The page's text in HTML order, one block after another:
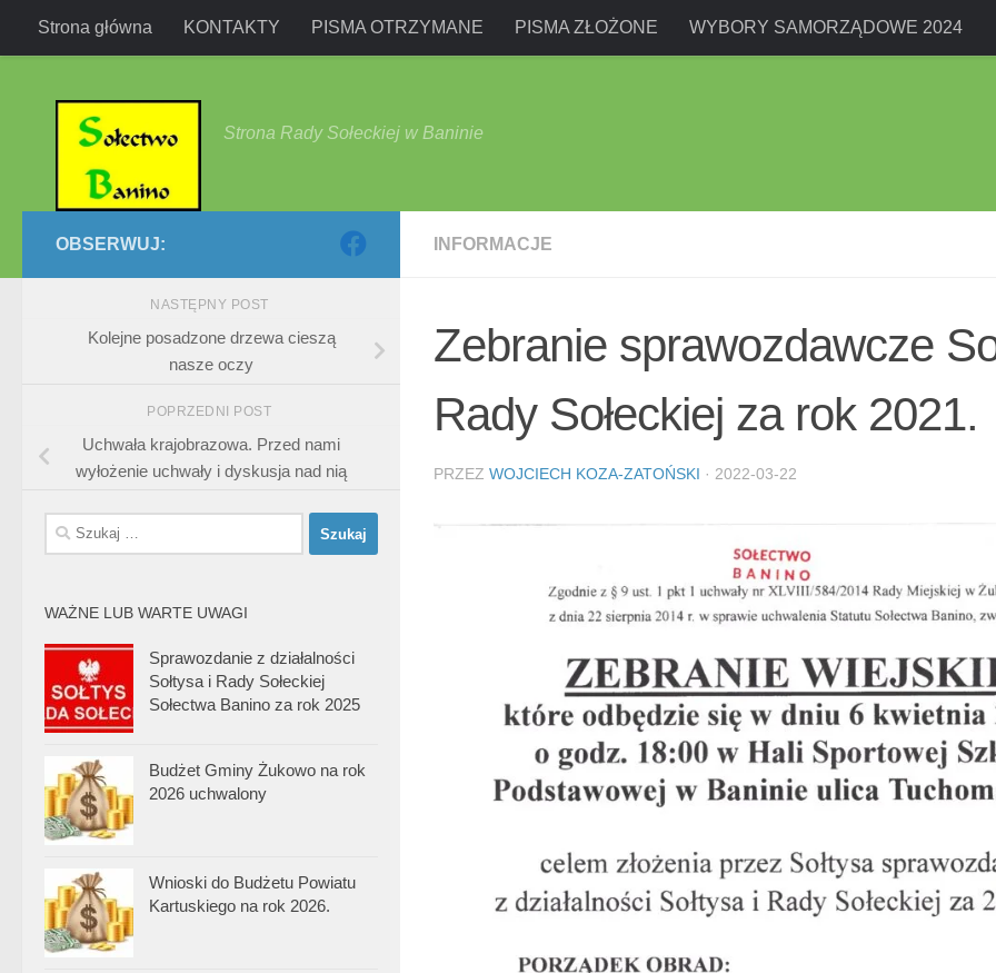
Przejdź do treści
Strona główna KONTAKTY PISMA OTRZYMANE PISMA ZŁOŻONE WYBORY SAMORZĄDOWE 2024
Strona Rady Sołeckiej w Baninie
INFORMACJE
Zebranie sprawozdawcze
Rady Sołeckiej za rok 2021.
PRZEZ WOJCIECH KOZA-ZATOŃSKI · 2022-03-22
OBSERWUJ:
NASTĘPNY POST
Kolejne posadzone drzewa cieszą
nasze oczy
POPRZEDNI POST
Uchwała krajobrazowa. Przed nami
wyłożenie uchwały i dyskusja nad nią
Szukaj:
WAŻNE LUB WARTE UWAGI
Sprawozdanie z działalności
Sołtysa i Rady Sołeckiej
Sołectwa Banino za rok 2025
Budżet Gminy Żukowo na rok
2026 uchwalony
Wnioski do Budżetu Powiatu
Kartuskiego na rok 2026.